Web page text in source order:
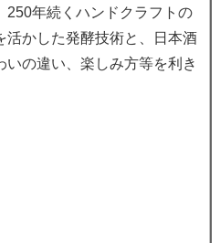
250年続くハンドクラフトの
活かした発酵技術と、日本酒
の違い、楽しみ方等を利き